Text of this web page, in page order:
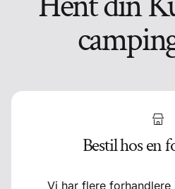
Bestil hos en
Vi har flere